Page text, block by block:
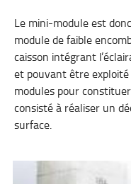
Le mini-module est
module de faible
caisson intégrant
et pouvant être
modules pour
consisté à réaliser un
surface.